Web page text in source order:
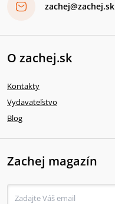
zachej@zachej.sk
O zachej.sk
Kontakty
Vydavateľstvo
Blog
Zachej magazín